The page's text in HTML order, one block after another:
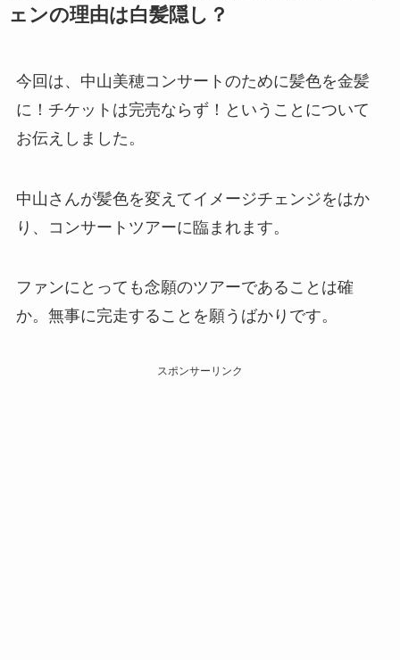
ェンの理由は白髪隠し？
今回は、中山美穂コンサートのために髪色を金髪
に！チケットは完売ならず！ということについて
お伝えしました。
中山さんが髪色を変えてイメージチェンジをはか
り、コンサートツアーに臨まれます。
ファンにとっても念願のツアーであることは確
か。無事に完走することを願うばかりです。
スポンサーリンク